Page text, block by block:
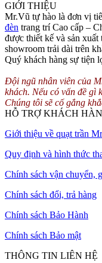
GIỚI THIỆU
Mr.Vũ tự hào là đơn vị
đèn trang trí Cao cấp –
được thiết kế và sản
showroom trải dài trên
Quý khách hàng sự tiện
Đội ngũ nhân viên của
khách. Nếu có vấn đề gì
Chúng tôi sẽ cố gắng
HỖ TRỢ KHÁCH
Giới thiệu về quạt trần
Quy định và hình thức
Chính sách vận chuyển,
Chính sách đổi, trả hàng
Chính sách Bảo Hành
Chính sách Bảo mật
THÔNG TIN LIÊN HỆ